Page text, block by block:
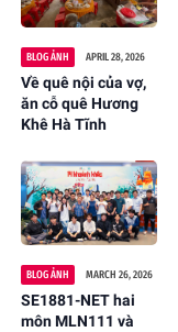
BLOG ẢNH APRIL 28, 2026
Về quê nội của vợ,
ăn cỗ quê Hương
Khê Hà Tĩnh
BLOG ẢNH MARCH 26, 2026
SE1881-NET hai
môn MLN111 và